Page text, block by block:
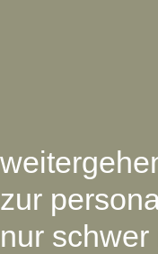
zur
nur